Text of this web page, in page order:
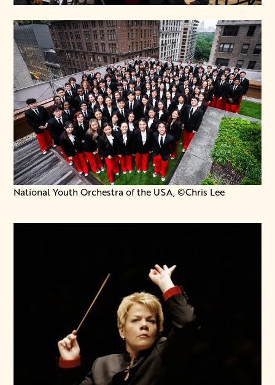
National Youth Orchestra of the USA, ©Chris Lee